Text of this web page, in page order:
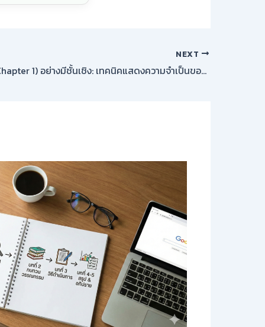
NEXT
เขียนบทนำ (Chapter 1) อย่างมีชั้นเชิง: เทคนิคแสดงความจำเป็นของงาน